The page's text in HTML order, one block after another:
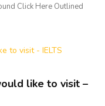
Click Here Outlined
like to visit –